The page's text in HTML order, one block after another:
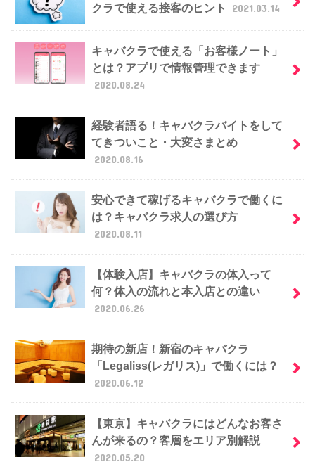
クラで使える接客のヒント
2021.03.14
キャバクラで使える「お客様ノート」
とは？アプリで情報管理できます
2020.08.24
経験者語る！キャバクラバイトをして
てきついこと・大変さまとめ
2020.08.16
安心できて稼げるキャバクラで働くに
は？キャバクラ求人の選び方
2020.08.11
【体験入店】キャバクラの体入って
何？体入の流れと本入店との違い
2020.06.26
期待の新店！新宿のキャバクラ
「Legaliss(レガリス)」で働くには？
2020.06.12
【東京】キャバクラにはどんなお客さ
んが来るの？客層をエリア別解説
2020.05.20